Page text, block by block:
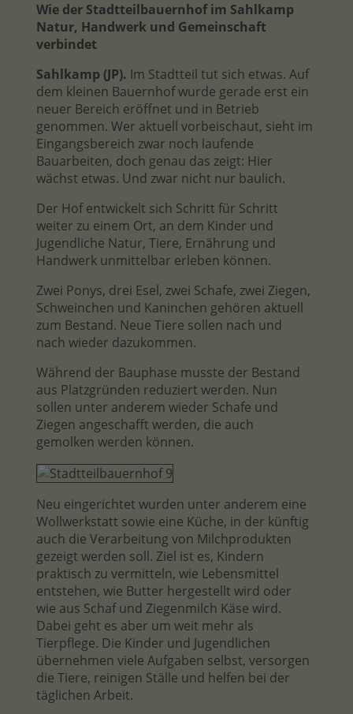
Wie der Stadtteilbauernhof im Sahlkamp
Natur, Handwerk und Gemeinschaft
verbindet
Sahlkamp (JP). Im Stadtteil tut sich etwas. Auf
dem kleinen Bauernhof wurde gerade erst ein
neuer Bereich eröffnet und in Betrieb
genommen. Wer aktuell vorbeischaut, sieht im
Eingangsbereich zwar noch laufende
Bauarbeiten, doch genau das zeigt: Hier
wächst etwas. Und zwar nicht nur baulich.
Der Hof entwickelt sich Schritt für Schritt
weiter zu einem Ort, an dem Kinder und
Jugendliche Natur, Tiere, Ernährung und
Handwerk unmittelbar erleben können.
Zwei Ponys, drei Esel, zwei Schafe, zwei Ziegen,
Schweinchen und Kaninchen gehören aktuell
zum Bestand. Neue Tiere sollen nach und
nach wieder dazukommen.
Während der Bauphase musste der Bestand
aus Platzgründen reduziert werden. Nun
sollen unter anderem wieder Schafe und
Ziegen angeschafft werden, die auch
gemolken werden können.
Neu eingerichtet wurden unter anderem eine
Wollwerkstatt sowie eine Küche, in der künftig
auch die Verarbeitung von Milchprodukten
gezeigt werden soll. Ziel ist es, Kindern
praktisch zu vermitteln, wie Lebensmittel
entstehen, wie Butter hergestellt wird oder
wie aus Schaf und Ziegenmilch Käse wird.
Dabei geht es aber um weit mehr als
Tierpflege. Die Kinder und Jugendlichen
übernehmen viele Aufgaben selbst, versorgen
die Tiere, reinigen Ställe und helfen bei der
täglichen Arbeit.